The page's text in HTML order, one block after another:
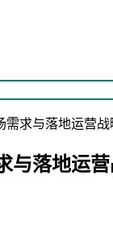
需求与落地运营战
与落地运